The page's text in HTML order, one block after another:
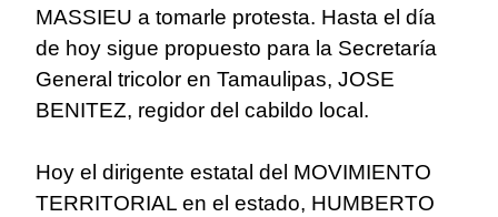
MASSIEU a tomarle protesta. Hasta el día
de hoy sigue propuesto para la Secretaría
General tricolor en Tamaulipas, JOSE
BENITEZ, regidor del cabildo local.
Hoy el dirigente estatal del MOVIMIENTO
TERRITORIAL en el estado, HUMBERTO